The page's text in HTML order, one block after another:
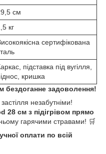
см
кг
сертифікована
підставка під вугілля,
кришка
бездоганне задоволення!
незабутніми!
см з підігрівом прямо
гарячими стравами! 🛒
оплати по всій